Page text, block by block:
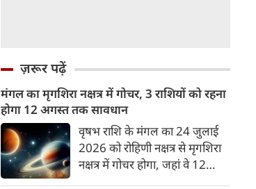
ज़रूर पढ़ें
मंगल का मृगशिरा नक्षत्र में गोचर, 3 राशियों को रहना
होगा 12 अगस्त तक सावधान
वृषभ राशि के मंगल का 24 जुलाई
2026 को रोहिणी नक्षत्र से मृगशिरा
नक्षत्र में गोचर होगा, जहां वे 12